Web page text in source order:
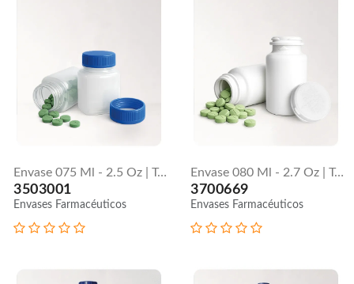
Envase 075 Ml - 2.5 Oz | Tapa Lisa
3503001
Envases Farmacéuticos
Envase 080 Ml - 2.7 Oz | Tapa De Seguridad Presión Y Sellado
3700669
Envases Farmacéuticos